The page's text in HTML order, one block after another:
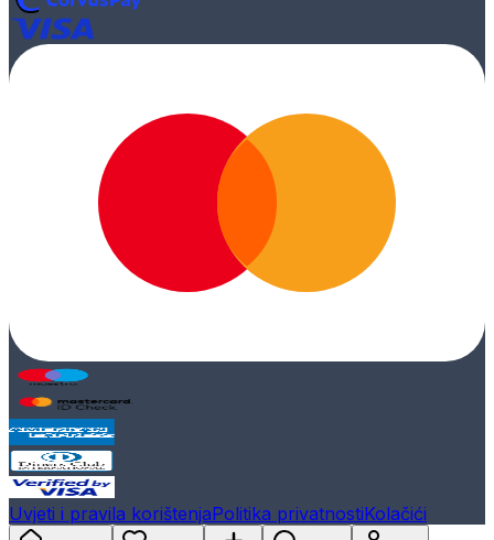
Uvjeti i pravila korištenjaPolitika privatnostiKolačići